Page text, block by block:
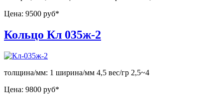
Цена: 9500 руб*
Кольцо Кл 035ж-2
толщина/мм: 1 ширина/мм 4,5 вес/гр 2,5~4
Цена: 9800 руб*